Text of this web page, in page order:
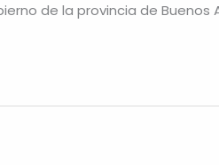
de la provincia de